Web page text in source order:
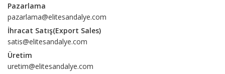
Pazarlama
pazarlama@elitesandalye.com
İhracat Satış(Export Sales)
satis@elitesandalye.com
Üretim
uretim@elitesandalye.com